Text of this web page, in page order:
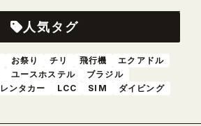
人気タグ
お祭り チリ 飛行機
エクアドル
ユースホステル
ブラジル
レンタカー LCC SIM ダイビング